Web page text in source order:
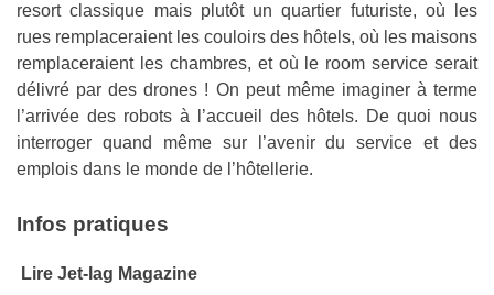
resort classique mais plutôt un quartier futuriste, où les
rues remplaceraient les couloirs des hôtels, où les maisons
remplaceraient les chambres, et où le room service serait
délivré par des drones ! On peut même imaginer à terme
l’arrivée des robots à l’accueil des hôtels. De quoi nous
interroger quand même sur l’avenir du service et des
emplois dans le monde de l’hôtellerie.
Infos pratiques
Lire Jet-lag Magazine